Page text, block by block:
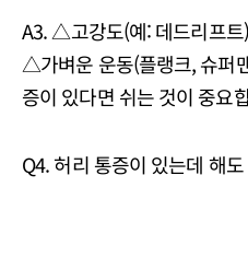
A3. △고강도(예: 데드리프
△가벼운 운동(플랭크, 슈퍼
증이 있다면 쉬는 것이 중요
Q4. 허리 통증이 있는데 해